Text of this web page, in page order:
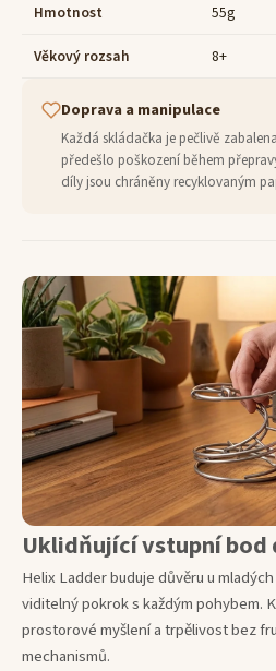
Hmotnost 55g
Věkový rozsah 8+
Doprava a manipulace
Každá skládačka je pečlivě
předešlo poškození během
díly jsou chráněny recyklovaným
Uklidňující vstupní bod
Helix Ladder buduje důvěru u
viditelný pokrok s každým pohybem.
prostorové myšlení a trpělivost bez
mechanismů.